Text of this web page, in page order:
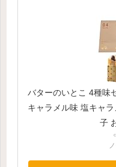
バターのいとこ 4種味
キャラメル味 塩キャ
子